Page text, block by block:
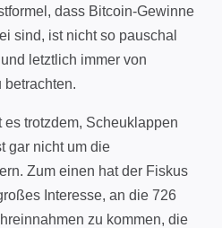
dass Bitcoin-Gewinne
sind, ist nicht so pauschal
letztlich immer von
betrachten.
trotzdem, Scheuklappen
gar nicht um die
Zum einen hat der Fiskus
Interesse, an die 726
zu kommen, die